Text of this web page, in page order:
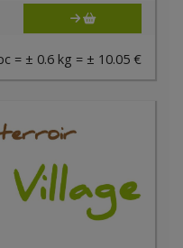
= ± 0.6 kg = ± 10.05 €